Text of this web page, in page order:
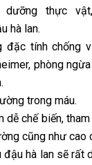
dưỡng thực
hà lan.
đặc tính chống
phòng
trong máu.
dễ chế biến,
cũng như cao
đậu hà lan sẽ rất